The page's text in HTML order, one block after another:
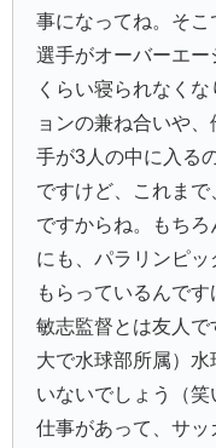
事になってね。そこ
選手がオーバーエー
くらい寝られなく
ョンの兼ね合いや
手が3人の中に入る
ですけど、これま
ですからね。もち
にも、パラリンピ
もらっているんで
敏志監督とは友人
大で水球部所属）
いないでしょう（
仕事があって、サ